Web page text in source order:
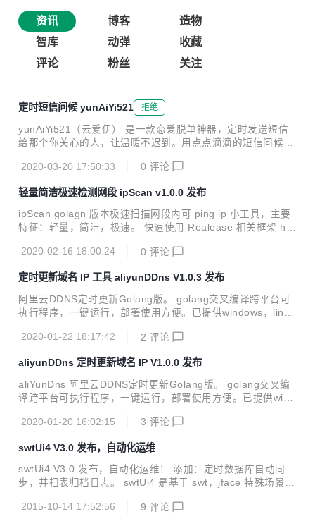
资讯 博客
造物
智库
动弹
收藏
评论
粉丝 关注
定时短信问候 yunAiYi521 拒绝
yunAiYi521（云爱伊） 是一款恋爱脱单神器，定时发送短信
给那个你关心的人，让温暖不迟到。用点点滴滴的短信问候让t
型：土味情话，名言警句,自定义短信 数据管理，任务可以立
接电脑，用真机Android手机发短信 支持http，https，http访
问自动跳转https 在线体验 https://homeapp.top 账号密码是
自己手机号 系统图示 登陆页面 定时任务管理界面 添加编辑任
2020-03-20 17:50:33 0 评论
轻量简洁极速检测网段 ipScan v1.0.0 发布
ipScan golagn 版本极速扫描网段内可 ping ip 小工具，主要
特征：轻量，简洁，极速。 快速使用 Realease 相关框架 htt
org 软件界面 首页 执行结果 常用命令 go mod download go
s --targets=linux/amd64,windows/amd64,darwin/amd64 d
ocker镜像 fyne-cross命令...
2020-02-16 18:00:24 0 评论
定时更新域名 IP 工具 aliyunDDns V1.0.3 发布
阿里云DDNS定时更新Golang版。 golang交叉编译跨平台可
执行程序，一键运行，部署使用方便。已提供windows，linu
年1月22日 - 调度阿里云ddns接口时，系统时间和北京时间误
北京时间。北京时间接口： http://api.m.taobao.com/rest/api
3.do?api=mtop.common.getTimestamp windows下需要注
意用管理员方式启动，linux要用root启动. - 自动进入系统...
2020-01-22 18:17:42 2 评论
aliyunDDns 定时更新域名 IP V1.0.0 发布
aliYunDns 阿里云DDNS定时更新Golang版。 golang交叉编
译跨平台可执行程序，一键运行，部署使用方便。已提供wind
入 后端golang框架：goframe 后端数据库sqlite 前端：layui j
考文档 https://developer.aliyun.com/sdk?spm=a2c4g.1118
6623.2.16.30bc30b1I2tKHI https://goframe.org/inde...
2020-01-20 16:02:15 3 评论
swtUi4 V3.0 发布，自动化运维
swtUi4 V3.0 发布，自动化运维！ 添加：定时数据库自动同
步，并扫表归档日志。 swtUi4 是基于 swt，jface 特殊场景还
序框架，定制自己的界面美化特效，定制自己的升级策略，当
2015-10-14 17:52:56 9 评论